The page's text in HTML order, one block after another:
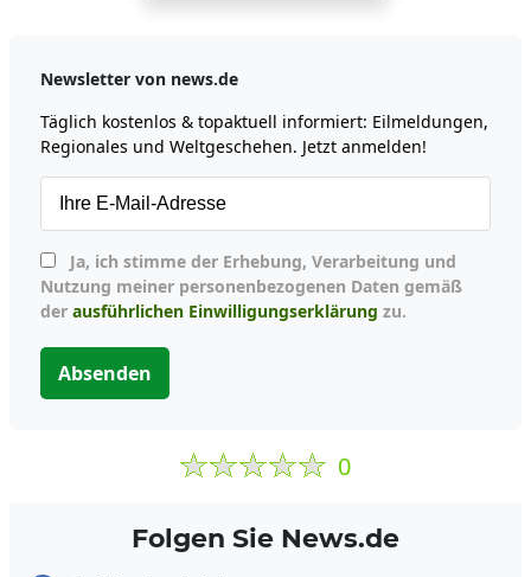
Newsletter von news.de
Täglich kostenlos & topaktuell informiert: Eilmeldungen,
Regionales und Weltgeschehen. Jetzt anmelden!
Nutzung meiner personenbezogenen Daten gemäß
der ausführlichen Einwilligungserklärung zu.
Absenden
0
Folgen Sie News.de